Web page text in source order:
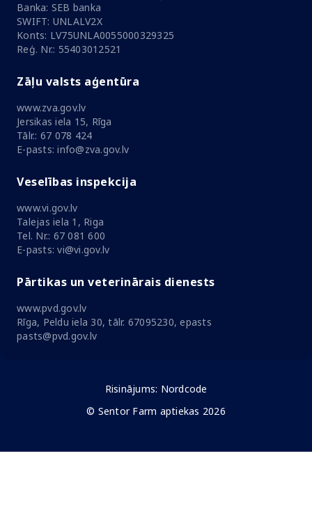
Banka: SEB banka
SWIFT: UNLALV2X
Konts: LV75UNLA0055000329325
Reģ. Nr.: 55403012521
Zāļu valsts aģentūra
www.zva.gov.lv
Jersikas iela 15, Rīga
Tālr.: 67 078 424
E-pasts: info@zva.gov.lv
Veselības inspekcija
www.vi.gov.lv
Talejas iela 1, Riga
Tel. Nr.: 67 081 600
E-pasts: vi@vi.gov.lv
Pārtikas un veterinārais dienests
www.pvd.gov.lv
Rīga, Peldu iela 30, tālr. 67095230, epasts
pasts@pvd.gov.lv
Risinājums: Nordcode
© Sentor Farm aptiekas 2026